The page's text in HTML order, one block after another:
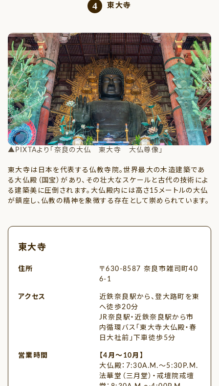
4 東大寺
▲PIXTAより「奈良の大仏 東大寺 大仏尊像」
東大寺は日本を代表する仏教寺院。世界最大の木造建築であ
る大仏殿（国宝）があり、その壮大なスケールと古代の技術によ
る建築美に圧倒されます。大仏殿内には高さ15メートルの大仏
が鎮座し、仏教の精神を象徴する存在として崇められています。
東大寺
住所
〒630-8587 奈良市雑司町40
6-1
アクセス
近鉄奈良駅から、登大路町を東
へ徒歩20分
JR奈良駅・近鉄奈良駅から市
内循環バス「東大寺大仏殿・春
日大社前」下車徒歩5分
営業時間
【4月～10月】
大仏殿：7:30A.M.～5:30P.M.
法華堂（三月堂）・戒壇院戒壇